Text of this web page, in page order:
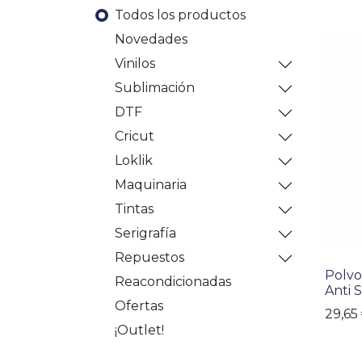
Todos los productos
Novedades
Vinilos
Sublimación
DTF
Cricut
Loklik
Maquinaria
Tintas
Serigrafía
Repuestos
Reacondicionadas
Ofertas
¡Outlet!
Anti
29,65